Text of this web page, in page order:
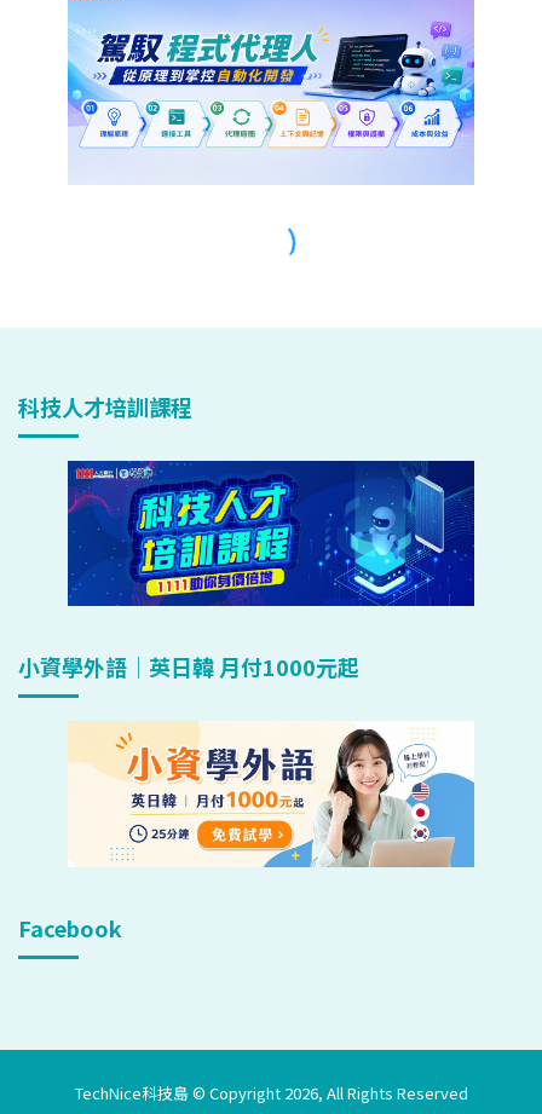
科技人才培訓課程
小資學外語｜英日韓 月付1000元起
Facebook
TechNice科技島 © Copyright 2026, All Rights Reserved